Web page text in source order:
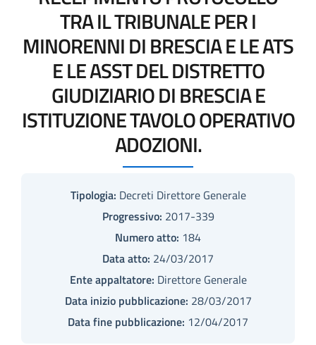
TRA IL TRIBUNALE PER I
MINORENNI DI BRESCIA E LE ATS
E LE ASST DEL DISTRETTO
GIUDIZIARIO DI BRESCIA E
ISTITUZIONE TAVOLO OPERATIVO
ADOZIONI.
Tipologia: Decreti Direttore Generale
Progressivo: 2017-339
Numero atto: 184
Data atto: 24/03/2017
Ente appaltatore: Direttore Generale
Data inizio pubblicazione: 28/03/2017
Data fine pubblicazione: 12/04/2017